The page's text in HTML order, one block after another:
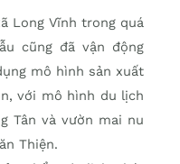
Long Vĩnh trong quá
cũng đã vận động
mô hình sản xuất
với mô hình du lịch
Tân và vườn mai nu
Thiện.